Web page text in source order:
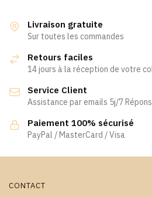
variations.
Les
peuvent
choisies
sur
la
page
Livraison gratuite
Sur toutes les commandes
Retours faciles
14 jours à la réception de votre
Service Client
Assistance par emails 5j/7
Paiement 100% sécurisé
PayPal / MasterCard / Visa
CONTACT